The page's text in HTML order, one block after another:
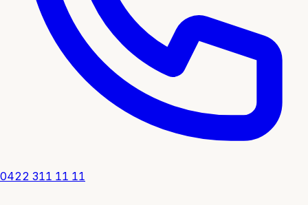
0422 311 11 11